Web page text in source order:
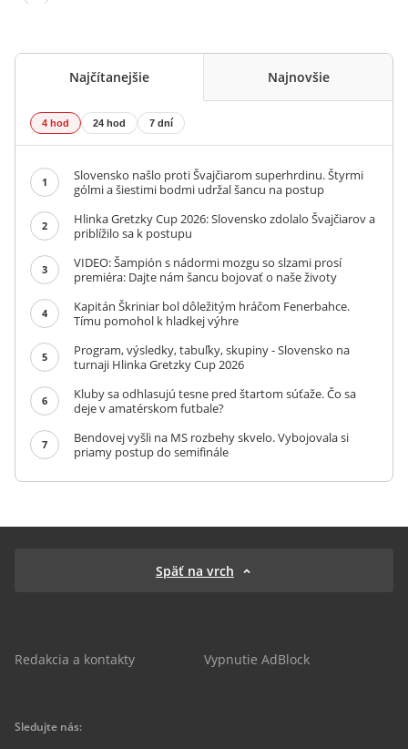
Najčítanejšie Najnovšie
4 hod 24 hod 7 dní
1
Slovensko našlo proti Švajčiarom superhrdinu. Štyrmi
gólmi a šiestimi bodmi udržal šancu na postup
2
Hlinka Gretzky Cup 2026: Slovensko zdolalo Švajčiarov a
priblížilo sa k postupu
3
VIDEO: Šampión s nádormi mozgu so slzami prosí
premiéra: Dajte nám šancu bojovať o naše životy
4
Kapitán Škriniar bol dôležitým hráčom Fenerbahce.
Tímu pomohol k hladkej výhre
5
Program, výsledky, tabuľky, skupiny - Slovensko na
turnaji Hlinka Gretzky Cup 2026
6
Kluby sa odhlasujú tesne pred štartom súťaže. Čo sa
deje v amatérskom futbale?
7
Bendovej vyšli na MS rozbehy skvelo. Vybojovala si
priamy postup do semifinále
Späť na vrch
Redakcia a kontakty Vypnutie AdBlock
Sledujte nás: